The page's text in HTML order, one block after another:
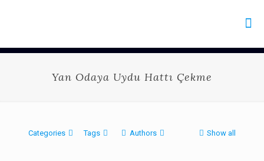
Yan Odaya Uydu Hattı Çekme
Categories Tags Authors Show all